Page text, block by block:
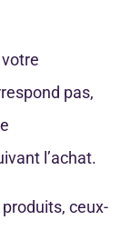
pas,
l’achat.
ceux-